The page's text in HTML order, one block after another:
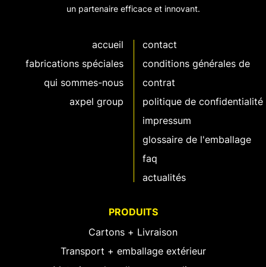
un partenaire efficace et innovant.
accueil
fabrications spéciales
qui sommes-nous
axpel group
contact
conditions générales de
contrat
politique de confidentialité
impressum
glossaire de l'emballage
faq
actualités
PRODUITS
Cartons + Livraison
Transport + emballage extérieur